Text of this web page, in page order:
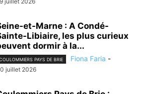
et-Marne : A Condé-
Libiaire, les plus curieux
dormir à la...
PAYS DE BRIE Fiona Faria -
juillet 2026